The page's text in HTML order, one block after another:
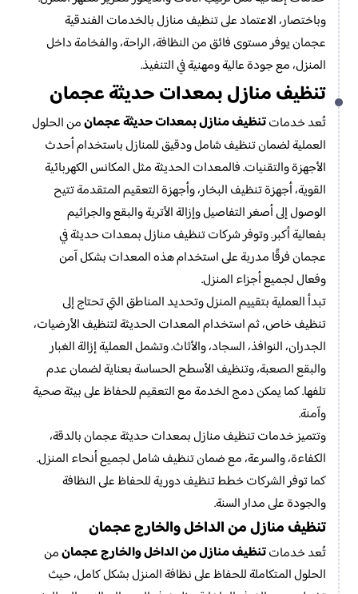
وباختصار، الاعتماد على تنظيف منازل بالخدمات الفندقية
عجمان يوفر مستوى فائق من النظافة، الراحة، والفخامة داخل
المنزل، مع جودة عالية ومهنية في التنفيذ.
تنظيف منازل بمعدات حديثة عجمان
تُعد خدماتتنظيف منازل بمعدات حديثة عجمانمن الحلول
العملية لضمان تنظيف شامل ودقيق للمنازل باستخدام أحدث
الأجهزة والتقنيات. فالمعدات الحديثة مثل المكانس الكهربائية
القوية، أجهزة تنظيف البخار، وأجهزة التعقيم المتقدمة تتيح
الوصول إلى أصغر التفاصيل وإزالة الأتربة والبقع والجراثيم
بفعالية أكبر. وتوفر شركات تنظيف منازل بمعدات حديثة في
عجمان فرقًا مدربة على استخدام هذه المعدات بشكل آمن
وفعال لجميع أجزاء المنزل.
تبدأ العملية بتقييم المنزل وتحديد المناطق التي تحتاج إلى
تنظيف خاص، ثم استخدام المعدات الحديثة لتنظيف الأرضيات،
الجدران، النوافذ، السجاد، والأثاث. وتشمل العملية إزالة الغبار
والبقع الصعبة، وتنظيف الأسطح الحساسة بعناية لضمان عدم
تلفها. كما يمكن دمج الخدمة مع التعقيم للحفاظ على بيئة صحية
وآمنة.
وتتميز خدمات تنظيف منازل بمعدات حديثة عجمان بالدقة،
الكفاءة، والسرعة، مع ضمان تنظيف شامل لجميع أنحاء المنزل.
كما توفر الشركات خطط تنظيف دورية للحفاظ على النظافة
والجودة على مدار السنة.
تنظيف منازل من الداخل والخارج عجمان
تُعد خدماتتنظيف منازل من الداخل والخارج عجمانمن
الحلول المتكاملة للحفاظ على نظافة المنزل بشكل كامل، حيث